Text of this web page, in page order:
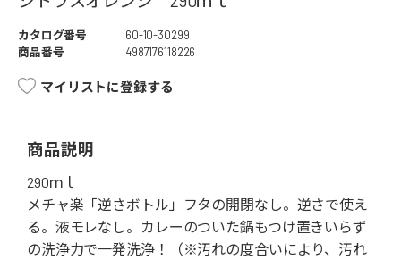
カタログ番号
60-10-30299
商品番号
4987176118226
マイリストに登録する
商品説明
290ｍｌ
メチャ楽「逆さボトル」フタの開閉なし。逆さで使え
る。液モレなし。カレーのついた鍋もつけ置きいらず
の洗浄力で一発洗浄！（※汚れの度合いにより、汚れ